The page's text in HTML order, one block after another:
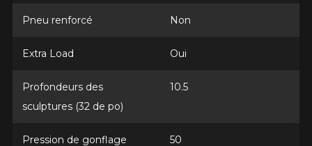
Pneu renforcé Non
Extra Load Oui
Profondeurs des
sculptures (32 de po)
10.5
Pression de gonflage
50
Envoyer
Annuler
*Attention cette dimension représente une possibilité
avant de commander.